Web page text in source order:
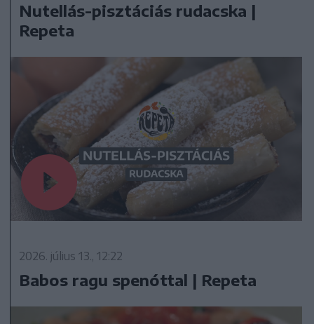
Nutellás-pisztáciás rudacska |
Repeta
2026. július 13., 12:22
Babos ragu spenóttal | Repeta